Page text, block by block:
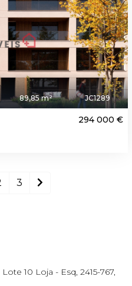
89,85 m² JC1289
294 000 €
3
10 Loja - Esq, 2415-767,